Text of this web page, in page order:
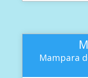
Mampara